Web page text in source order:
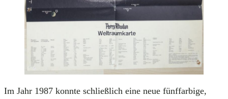
Im Jahr 1987 konnte schließlich eine neue fünffarbige,